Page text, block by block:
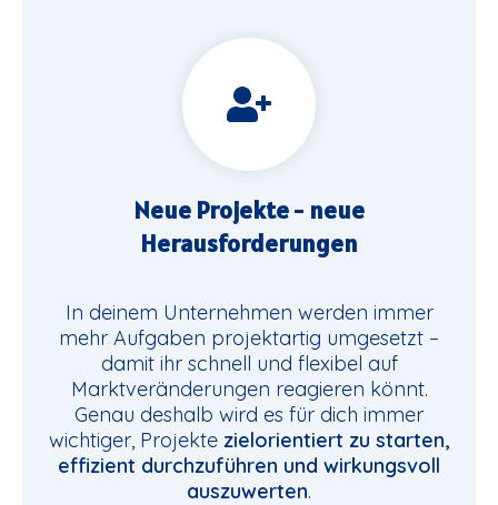
Neue Projekte - neue
Herausforderungen
In deinem Unternehmen werden immer
mehr Aufgaben projektartig umgesetzt –
damit ihr schnell und flexibel auf
Marktveränderungen reagieren könnt.
Genau deshalb wird es für dich immer
wichtiger, Projekte zielorientiert zu starten,
effizient durchzuführen und wirkungsvoll
auszuwerten.